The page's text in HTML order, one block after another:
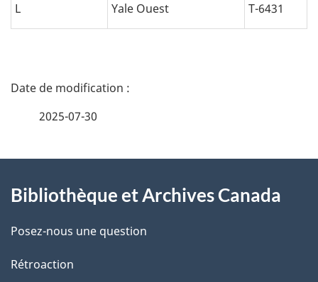
L Yale Ouest T-6431
D
i
l
s
2025-07-30
propos
de
ce
Bibliothèque et Archives Canada
Posez-nous une question
Rétroaction